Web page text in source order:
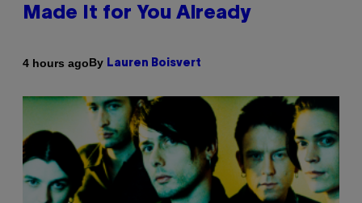
Made It for You Already
4 hours agoBy Lauren Boisvert